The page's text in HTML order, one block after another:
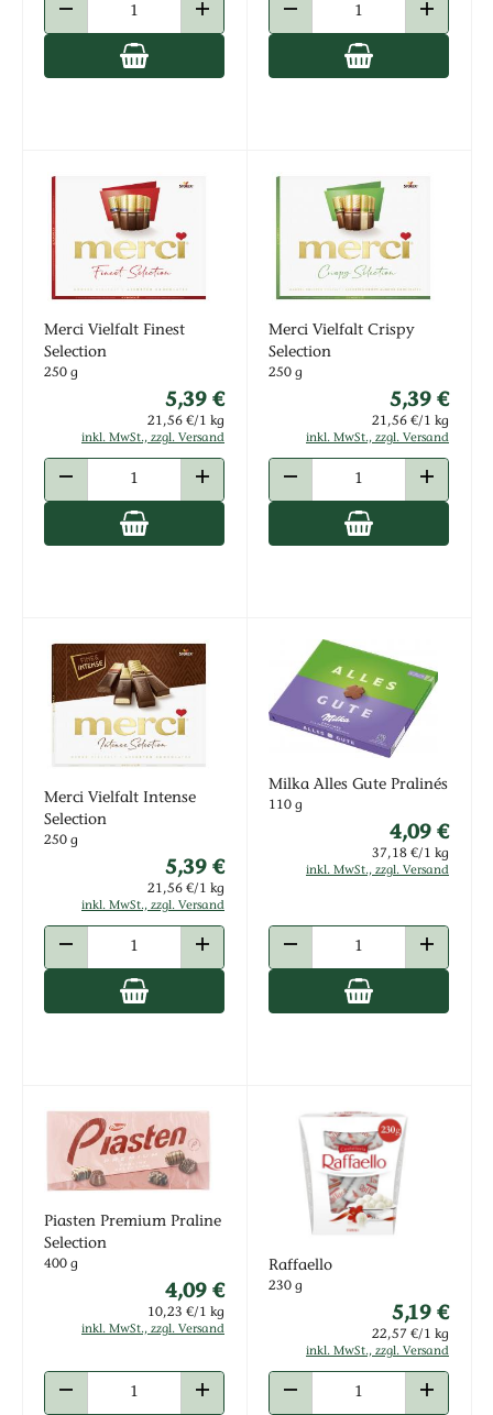
ANZAHL VERRINGERN ANZAHL ERHÖHENANZAHL VERRINGERN ANZAHL
Merci Vielfalt Finest
Selection
250 g
5,39 €
21,56 €/1 kg
inkl. MwSt., zzgl. Versand
ANZAHL VERRINGERN ANZAHL ERHÖHEN
Merci Vielfalt Crispy
Selection
250 g
5,39 €
21,56 €/1 kg
inkl. MwSt., zzgl. Versand
ANZAHL VERRINGERN ANZAHL
Merci Vielfalt Intense
Selection
250 g
5,39 €
21,56 €/1 kg
inkl. MwSt., zzgl. Versand
ANZAHL VERRINGERN ANZAHL ERHÖHEN
Milka Alles Gute Pralinés
110 g
4,09 €
37,18 €/1 kg
inkl. MwSt., zzgl. Versand
ANZAHL VERRINGERN ANZAHL
Piasten Premium Praline
Selection
400 g
4,09 €
10,23 €/1 kg
inkl. MwSt., zzgl. Versand
ANZAHL ERHÖHEN
Raffaello
230 g
5,19 €
22,57 €/1 kg
inkl. MwSt., zzgl. Versand
ANZAHL